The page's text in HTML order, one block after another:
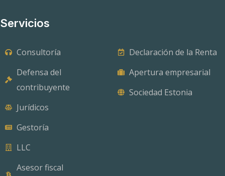
Servicios
Consultoría
Defensa del
contribuyente
Jurídicos
Gestoría
LLC
Asesor fiscal
Declaración de la Renta
Apertura empresarial
Sociedad Estonia